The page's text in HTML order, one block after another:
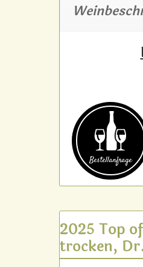
Bestell­anfrage
2025 Top
trocken,